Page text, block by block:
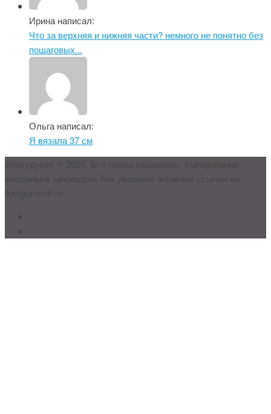
Ирина написал:
Что за верхняя и нижняя части? немного не понятно без
пошаговых...
Ольга написал:
Я вязала 37 см
Амигурумик © 2026. Все права защищены. Копирование
материала запрещено без указания активной ссылки на
Amigurumik.ru